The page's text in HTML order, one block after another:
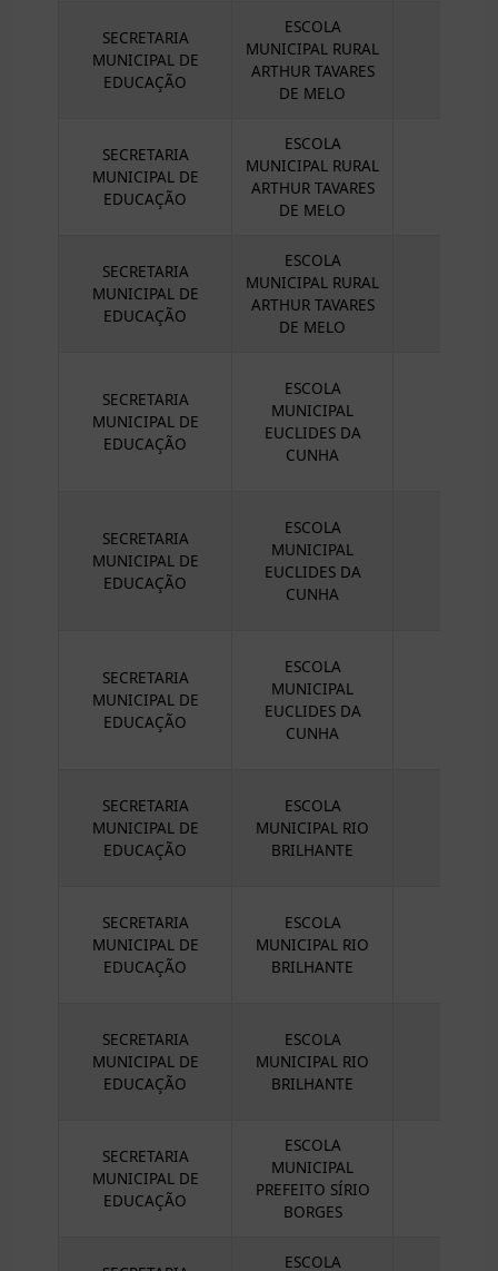
SECRETARIA
MUNICIPAL DE
EDUCAÇÃO
ESCOLA
MUNICIPAL RURAL
ARTHUR TAVARES
DE MELO
SECRETARIA
MUNICIPAL DE
EDUCAÇÃO
ESCOLA
MUNICIPAL RURAL
ARTHUR TAVARES
DE MELO
SECRETARIA
MUNICIPAL DE
EDUCAÇÃO
ESCOLA
MUNICIPAL RURAL
ARTHUR TAVARES
DE MELO
SECRETARIA
MUNICIPAL DE
EDUCAÇÃO
ESCOLA
MUNICIPAL
EUCLIDES DA
CUNHA
SECRETARIA
MUNICIPAL DE
EDUCAÇÃO
ESCOLA
MUNICIPAL
EUCLIDES DA
CUNHA
SECRETARIA
MUNICIPAL DE
EDUCAÇÃO
ESCOLA
MUNICIPAL
EUCLIDES DA
CUNHA
SECRETARIA
MUNICIPAL DE
EDUCAÇÃO
ESCOLA
MUNICIPAL RIO
BRILHANTE
SECRETARIA
MUNICIPAL DE
EDUCAÇÃO
ESCOLA
MUNICIPAL RIO
BRILHANTE
SECRETARIA
MUNICIPAL DE
EDUCAÇÃO
ESCOLA
MUNICIPAL RIO
BRILHANTE
SECRETARIA
MUNICIPAL DE
EDUCAÇÃO
ESCOLA
MUNICIPAL
PREFEITO SÍRIO
BORGES
ESCOLA